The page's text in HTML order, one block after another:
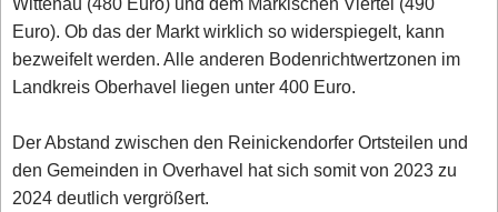
Euro). Ob das der Markt wirklich so widerspiegelt, kann
bezweifelt werden. Alle anderen Bodenrichtwertzonen im
Landkreis Oberhavel liegen unter 400 Euro.
Der Abstand zwischen den Reinickendorfer Ortsteilen und
den Gemeinden in Overhavel hat sich somit von 2023 zu
2024 deutlich vergrößert.